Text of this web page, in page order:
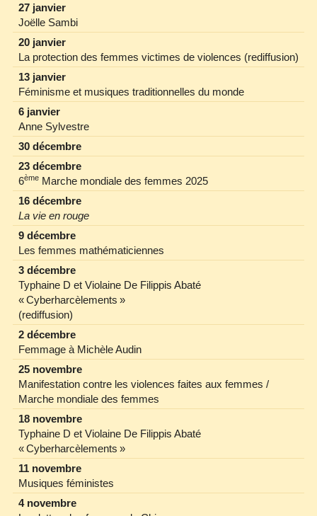
27 janvier
Joëlle Sambi
20 janvier
La protection des femmes victimes de violences (rediffusion)
13 janvier
Féminisme et musiques traditionnelles du monde
6 janvier
Anne Sylvestre
30 décembre
23 décembre
6èmeMarche mondiale des femmes 2025
16 décembre
La vie en rouge
9 décembre
Les femmes mathématiciennes
3 décembre
Typhaine D et Violaine De Filippis Abaté
« Cyberharcèlements »
(rediffusion)
2 décembre
Femmage à Michèle Audin
25 novembre
Manifestation contre les violences faites aux femmes /
Marche mondiale des femmes
18 novembre
Typhaine D et Violaine De Filippis Abaté
« Cyberharcèlements »
11 novembre
Musiques féministes
4 novembre